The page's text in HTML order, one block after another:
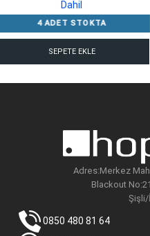
fiyat:
15,249.00 ₺.
Dahil
4 ADET STOKTA
SEPETE EKLE
Adres:Merkez
Blackout
Şişli/
0850 480 81 64